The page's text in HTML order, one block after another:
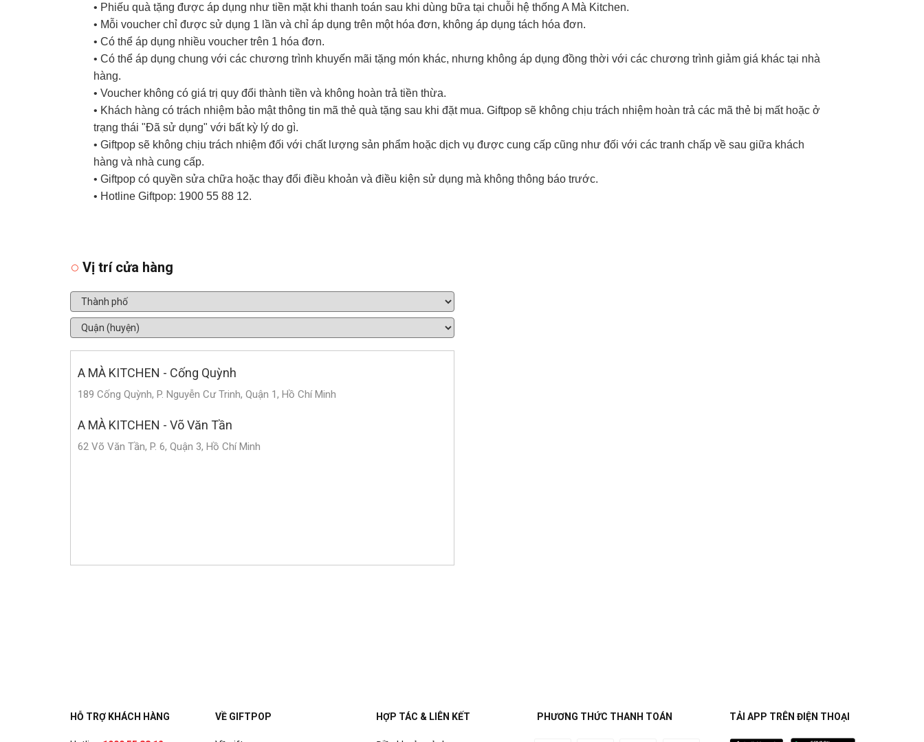
• Phiếu quà tặng được áp dụng như tiền mặt khi thanh toán sau khi dùng bữa tại chuỗi hệ thống A Mà Kitchen.
• Mỗi voucher chỉ được sử dụng 1 lần và chỉ áp dụng trên một hóa đơn, không áp dụng tách hóa đơn.
• Có thể áp dụng nhiều voucher trên 1 hóa đơn.
• Có thể áp dụng chung với các chương trình khuyến mãi tặng món khác, nhưng không áp dụng đồng thời với các chương trình giảm giá khác tại nhà
hàng.
• Voucher không có giá trị quy đổi thành tiền và không hoàn trả tiền thừa.
• Khách hàng có trách nhiệm bảo mật thông tin mã thẻ quà tặng sau khi đặt mua. Giftpop sẽ không chịu trách nhiệm hoàn trả các mã thẻ bị mất hoặc ở
trạng thái "Đã sử dụng" với bất kỳ lý do gì.
• Giftpop sẽ không chịu trách nhiệm đối với chất lượng sản phẩm hoặc dịch vụ được cung cấp cũng như đối với các tranh chấp về sau giữa khách
hàng và nhà cung cấp.
• Giftpop có quyền sửa chữa hoặc thay đổi điều khoản và điều kiện sử dụng mà không thông báo trước.
• Hotline Giftpop: 1900 55 88 12.
Vị trí cửa hàng
A MÀ KITCHEN - Cống Quỳnh
189 Cống Quỳnh, P. Nguyễn Cư Trinh, Quận 1, Hồ Chí Minh
A MÀ KITCHEN - Võ Văn Tần
62 Võ Văn Tần, P. 6, Quận 3, Hồ Chí Minh
HỖ TRỢ KHÁCH HÀNG VỀ GIFTPOP HỢP TÁC & LIÊN KẾT PHƯƠNG THỨC THANH TOÁN TẢI APP TRÊN ĐIỆN THOẠI